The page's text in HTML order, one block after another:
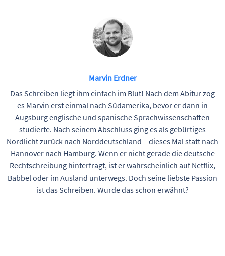
Marvin Erdner
Das Schreiben liegt ihm einfach im Blut! Nach dem Abitur zog
es Marvin erst einmal nach Südamerika, bevor er dann in
Augsburg englische und spanische Sprachwissenschaften
studierte. Nach seinem Abschluss ging es als gebürtiges
Nordlicht zurück nach Norddeutschland – dieses Mal statt nach
Hannover nach Hamburg. Wenn er nicht gerade die deutsche
Rechtschreibung hinterfragt, ist er wahrscheinlich auf Netflix,
Babbel oder im Ausland unterwegs. Doch seine liebste Passion
ist das Schreiben. Wurde das schon erwähnt?